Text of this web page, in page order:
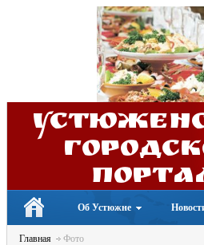
Об Устюжне
Главная Фото